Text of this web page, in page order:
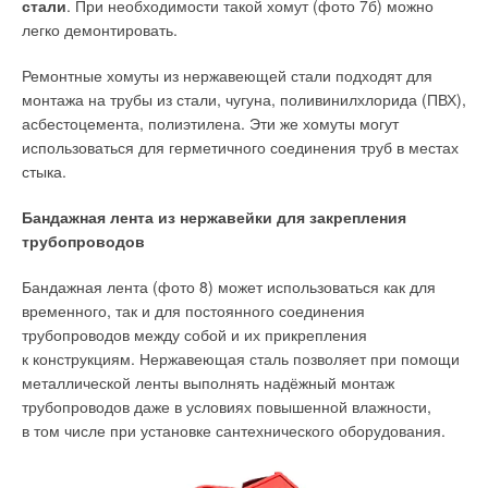
стали. При необходимости такой хомут (фото 7б) можно
легко демонтировать.
Ремонтные хомуты из нержавеющей стали подходят для
монтажа на трубы из стали, чугуна, поливинилхлорида (ПВХ),
асбестоцемента, полиэтилена. Эти же хомуты могут
использоваться для герметичного соединения труб в местах
стыка.
Бандажная лента из нержавейки для закрепления
трубопроводов
Бандажная лента (фото 8) может использоваться как для
временного, так и для постоянного соединения
трубопроводов между собой и их прикрепления
к конструкциям. Нержавеющая сталь позволяет при помощи
металлической ленты выполнять надёжный монтаж
трубопроводов даже в условиях повышенной влажности,
в том числе при установке сантехнического оборудования.
некоторых величинах расходов воды разнились менее чем
путём характерные итоговые значения гидравлических
показателей:
для трубы из ПЭ-100:
А = 0,0008d-5,191; Кэ = 0,0375 мм;
для трубы ВЧШГ:
i = 31,5Q1,6943; λсред = 0,01975;
А = 0,0009d-5,192; Кэ = 0,0498 мм.
В табл. 1 представлены сводные результаты
экспериментальных исследований. На рис. 2 в качестве
сравнения представлены графики энергозатрат при
использовании труб ВЧШГ, ПЭ-100 и стали условным